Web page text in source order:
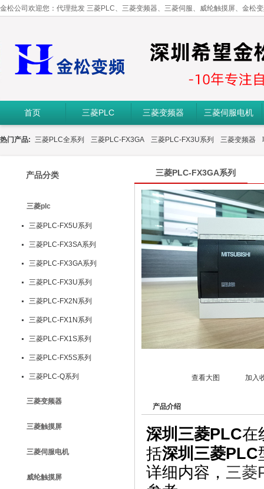
金松公司欢迎您：代理批发 三菱PLC、三菱变频器、三菱伺服、威纶触摸屏、金松
首页 三菱PLC 三菱变频器 三菱伺服电机
热门产品: 三菱PLC全系列 三菱PLC-FX3GA 三菱PLC-FX3U系列 三菱变频器
产品分类
三菱plc
三菱PLC-FX5U系列
三菱PLC-FX3SA系列
三菱PLC-FX3GA系列
三菱PLC-FX3U系列
三菱PLC-FX2N系列
三菱PLC-FX1N系列
三菱PLC-FX1S系列
三菱PLC-FX5S系列
三菱PLC-Q系列
三菱变频器
三菱触摸屏
三菱伺服电机
威纶触摸屏
三菱PLC-FX3GA系列
查看大图 加入
产品介绍
深圳三菱PLC在
括深圳三菱PLC
详细内容， 三菱